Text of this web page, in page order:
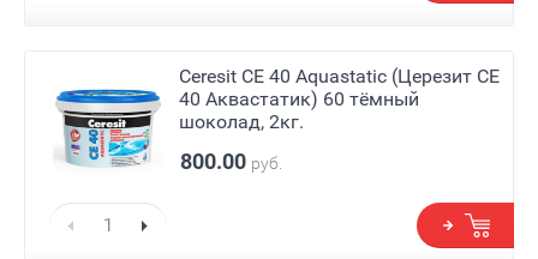
Ceresit СЕ 40 Aquastatic (Церезит СЕ
40 Аквастатик) 60 тёмный
шоколад, 2кг.
800.00 руб.